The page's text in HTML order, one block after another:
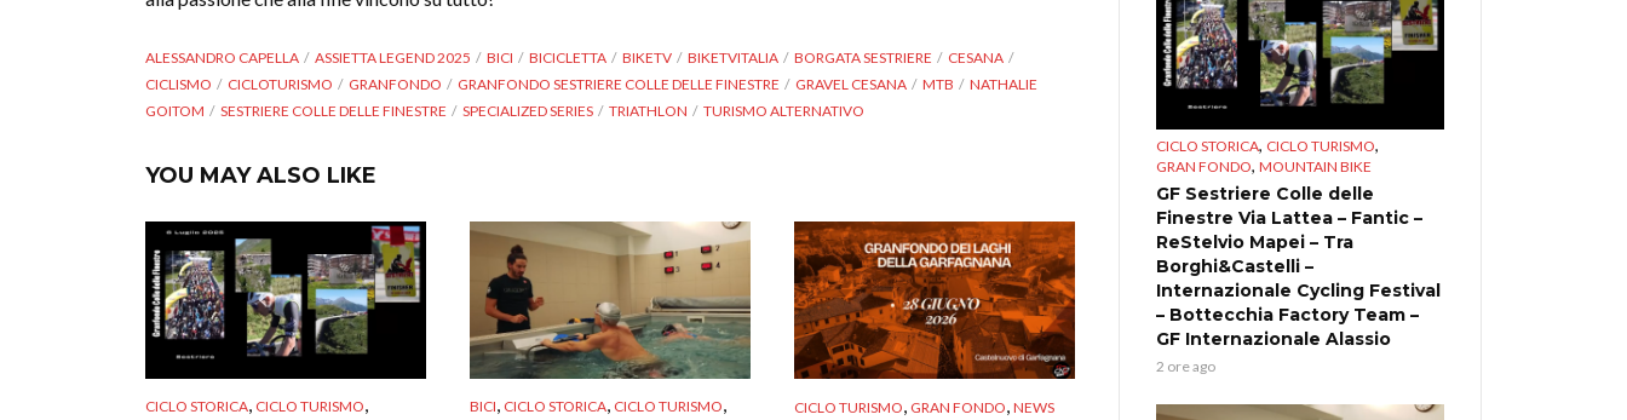
ALESSANDRO CAPELLA ASSIETTA LEGEND 2025 BICI BICICLETTA BIKETV BIKETVITALIA BORGATA SESTRIERE
CESANA
CICLISMO
CICLOTURISMO GRANFONDO GRANFONDO SESTRIERE COLLE DELLE FINESTRE GRAVEL CESANA MTB
NATHALIE
GOITOM
SESTRIERE COLLE DELLE FINESTRE SPECIALIZED SERIES TRIATHLON TURISMO ALTERNATIVO
YOU MAY ALSO LIKE
CICLO STORICA, CICLO TURISMO, BICI, CICLO STORICA, CICLO TURISMO, CICLO TURISMO, GRAN FONDO, NEWS
CICLO STORICA, CICLO TURISMO,
GRAN FONDO, MOUNTAIN BIKE
GF Sestriere Colle delle
Finestre Via Lattea – Fantic –
ReStelvio Mapei – Tra
Borghi&Castelli –
Internazionale Cycling Festival
– Bottecchia Factory Team –
GF Internazionale Alassio
2 ore ago